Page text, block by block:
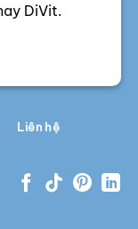
DiVit.
Liên hệ